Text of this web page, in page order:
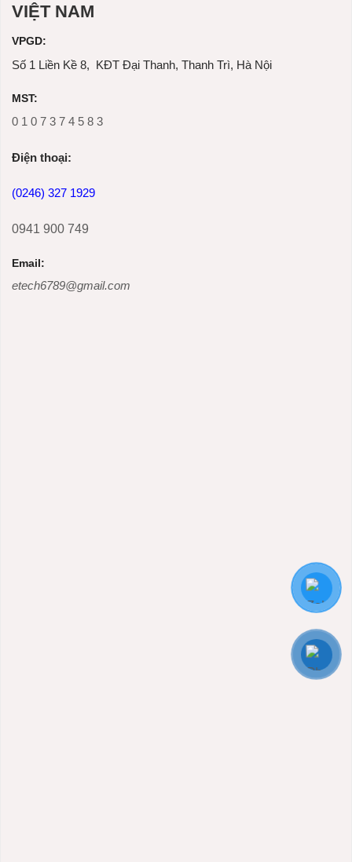
VIỆT NAM
VPGD:
Số 1 Liền Kề 8, KĐT Đại Thanh, Thanh Trì, Hà Nội
MST:
0 1 0 7 3 7 4 5 8 3
Ðiện thoại:
(0246) 327 1929
0941 900 749
Email:
etech6789@gmail.com